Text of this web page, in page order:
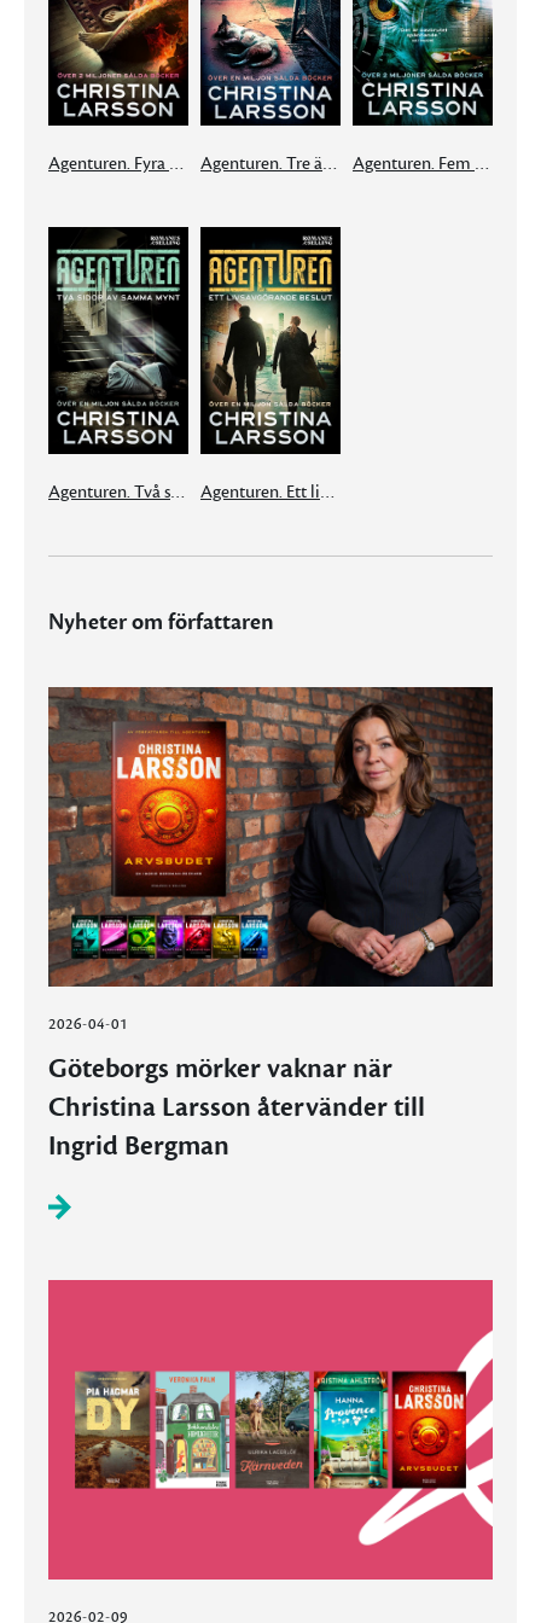
Agenturen. Fyra famnar under marken Agenturen. Tre är en för mycket Agenturen. Fem järn i elden
Agenturen. Två sidor av samma mynt Agenturen. Ett livsavgörande beslut
Nyheter om författaren
2026-04-01
Göteborgs mörker vaknar när
Christina Larsson återvänder till
Ingrid Bergman
2026-02-09